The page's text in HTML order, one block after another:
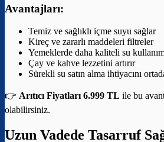
Avantajları:
Temiz ve sağlıklı içme suyu sağlar
Kireç ve zararlı maddeleri filtreler
Yemeklerde daha kaliteli su
Çay ve kahve lezzetini artırır
Sürekli su satın alma ihtiyacını
👉 Arıtıcı Fiyatları 6.999 TL ile bu
olabilirsiniz.
Uzun Vadede Tasarruf